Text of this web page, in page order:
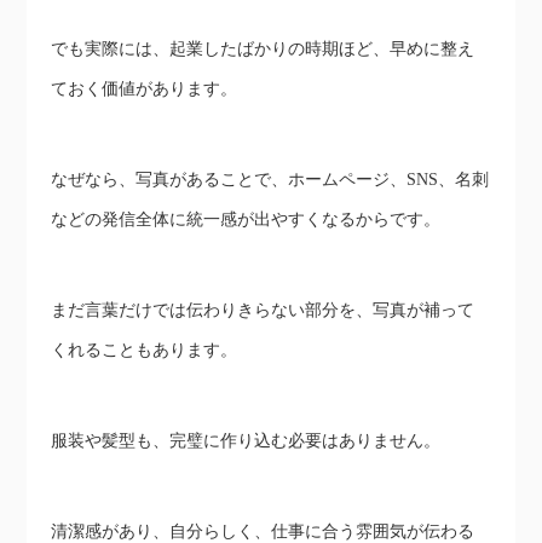
でも実際には、起業したばかりの時期ほど、早めに整え
ておく価値があります。
なぜなら、写真があることで、ホームページ、SNS、名刺
などの発信全体に統一感が出やすくなるからです。
まだ言葉だけでは伝わりきらない部分を、写真が補って
くれることもあります。
服装や髪型も、完璧に作り込む必要はありません。
清潔感があり、自分らしく、仕事に合う雰囲気が伝わる